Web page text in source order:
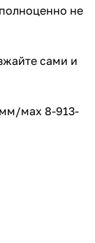
не
сами и
мах 8-913-